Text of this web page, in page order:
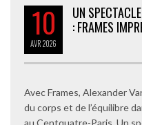
10
AVR2026
UN
: FRAMES
Avec Frames, Alexander
du corps et de l’équilibre
au Centquatre-Paris. Un